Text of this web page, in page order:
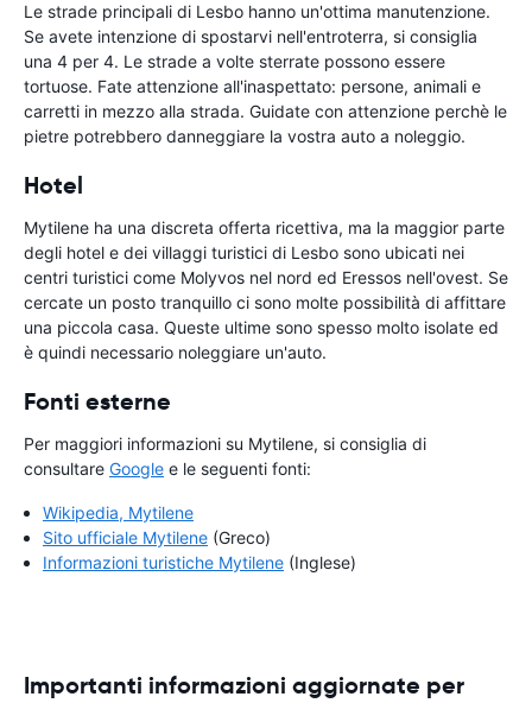
Le strade principali di Lesbo hanno un'ottima manutenzione.
Se avete intenzione di spostarvi nell'entroterra, si consiglia
una 4 per 4. Le strade a volte sterrate possono essere
tortuose. Fate attenzione all'inaspettato: persone, animali e
carretti in mezzo alla strada. Guidate con attenzione perchè le
pietre potrebbero danneggiare la vostra auto a noleggio.
Hotel
Mytilene ha una discreta offerta ricettiva, ma la maggior parte
degli hotel e dei villaggi turistici di Lesbo sono ubicati nei
centri turistici come Molyvos nel nord ed Eressos nell'ovest. Se
cercate un posto tranquillo ci sono molte possibilità di affittare
una piccola casa. Queste ultime sono spesso molto isolate ed
è quindi necessario noleggiare un'auto.
Fonti esterne
Per maggiori informazioni su Mytilene, si consiglia di
consultare Google e le seguenti fonti:
Wikipedia, Mytilene
Sito ufficiale Mytilene (Greco)
Informazioni turistiche Mytilene (Inglese)
Importanti informazioni aggiornate per